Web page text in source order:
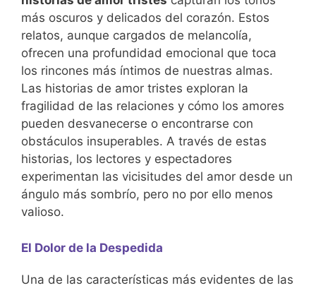
más oscuros y delicados del corazón. Estos
relatos, aunque cargados de melancolía,
ofrecen una profundidad emocional que toca
los rincones más íntimos de nuestras almas.
Las historias de amor tristes exploran la
fragilidad de las relaciones y cómo los amores
pueden desvanecerse o encontrarse con
obstáculos insuperables. A través de estas
historias, los lectores y espectadores
experimentan las vicisitudes del amor desde un
ángulo más sombrío, pero no por ello menos
valioso.
El Dolor de la Despedida
Una de las características más evidentes de las